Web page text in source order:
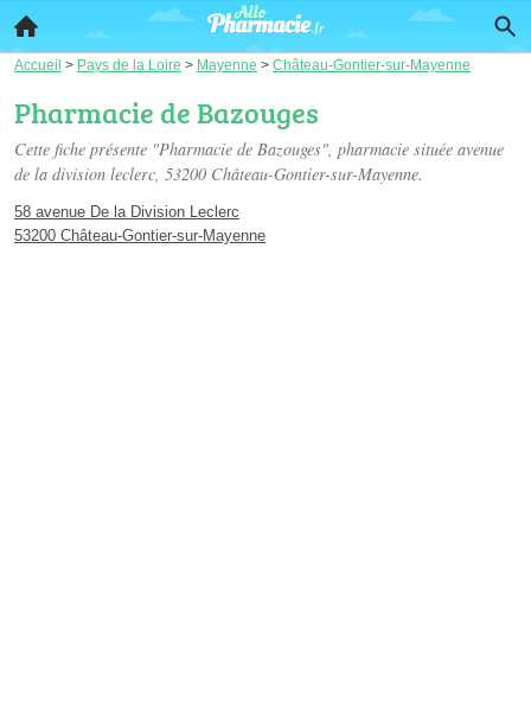
Accueil > Pays de la Loire > Mayenne > Château-Gontier-sur-Mayenne
Pharmacie de Bazouges
Cette fiche présente "Pharmacie de Bazouges", pharmacie située avenue
de la division leclerc, 53200 Château-Gontier-sur-Mayenne.
58 avenue De la Division Leclerc
53200 Château-Gontier-sur-Mayenne